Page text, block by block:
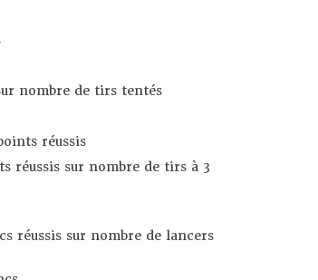
nombre de tirs tentés
réussis
réussis sur nombre de tirs à 3
réussis sur nombre de lancers